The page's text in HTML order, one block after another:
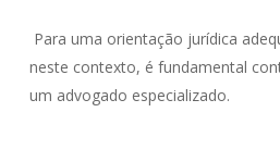
Para uma orientação jurídica
neste contexto, é fundamental
um advogado especializado.